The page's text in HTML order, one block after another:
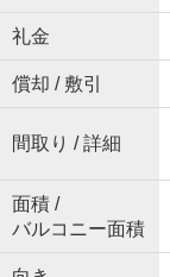
礼金
償却 / 敷引
間取り / 詳細
面積 /
バルコニー面積